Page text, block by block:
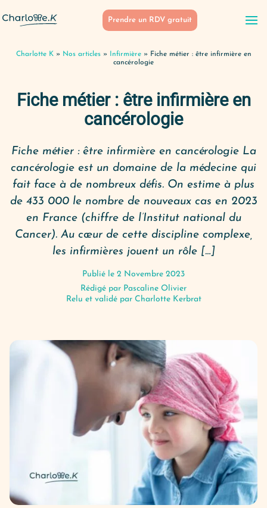
Prendre un RDV gratuit
Charlotte K» Nos articles» Infirmière» Fiche métier : être infirmière en
cancérologie
Fiche métier : être infirmière en
cancérologie
Fiche métier : être infirmière en cancérologie La
cancérologie est un domaine de la médecine qui
fait face à de nombreux défis. On estime à plus
de 433 000 le nombre de nouveaux cas en 2023
en France (chiffre de l’Institut national du
Cancer). Au cœur de cette discipline complexe,
les infirmières jouent un rôle […]
Publié le 2 Novembre 2023
Rédigé par Pascaline Olivier
Relu et validé par Charlotte Kerbrat